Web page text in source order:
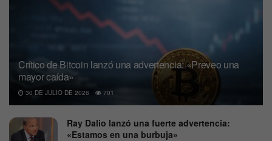
Crítico de Bitcoin lanzó una advertencia: «Preveo una
mayor caída»
30 DE JULIO DE 2026 701
Ray Dalio lanzó una fuerte advertencia:
«Estamos en una burbuja»